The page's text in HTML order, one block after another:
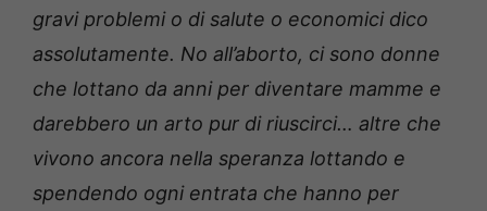
gravi problemi o di salute o economici dico
assolutamente. No all’aborto, ci sono donne
che lottano da anni per diventare mamme e
darebbero un arto pur di riuscirci… altre che
vivono ancora nella speranza lottando e
spendendo ogni entrata che hanno per